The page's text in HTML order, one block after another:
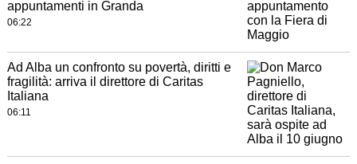
appuntamenti in Granda
06:22
Ad Alba un confronto su povertà, diritti e
fragilità: arriva il direttore di Caritas
Italiana
06:11